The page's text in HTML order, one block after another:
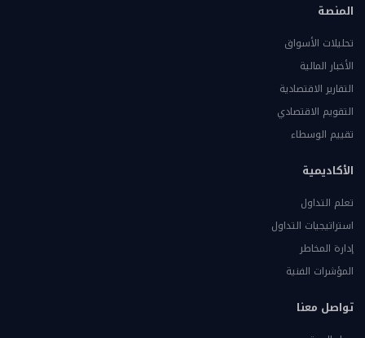
المنصة
تحليلات الأسواق
الأخبار المالية
التقارير الاقتصادية
التقويم الاقتصادي
تقييم الوسطاء
الأكاديمية
تعلم التداول
استراتيجيات التداول
إدارة المخاطر
المؤشرات الفنية
تواصل معنا